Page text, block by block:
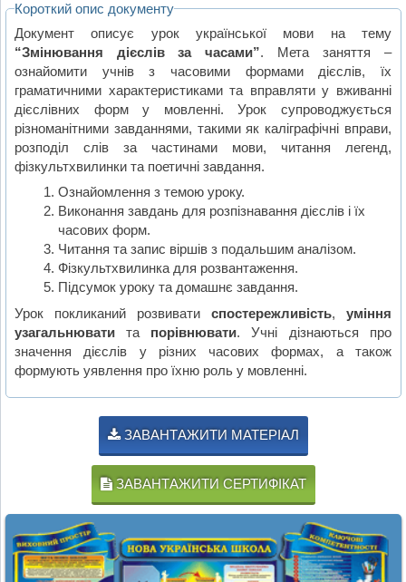
Короткий опис документу
Документ описує урок української мови на тему
“Змінювання дієслів за часами”. Мета заняття –
ознайомити учнів з часовими формами дієслів, їх
граматичними характеристиками та вправляти у вживанні
дієслівних форм у мовленні. Урок супроводжується
різноманітними завданнями, такими як каліграфічні вправи,
розподіл слів за частинами мови, читання легенд,
фізкультхвилинки та поетичні завдання.
Ознайомлення з темою уроку.
Виконання завдань для розпізнавання дієслів і їх
часових форм.
Читання та запис віршів з подальшим аналізом.
Фізкультхвилинка для розвантаження.
Підсумок уроку та домашнє завдання.
Урок покликаний розвиватиспостережливість,уміння
узагальнювати та порівнювати. Учні дізнаються про
значення дієслів у різних часових формах, а також
формують уявлення про їхню роль у мовленні.
ЗАВАНТАЖИТИ МАТЕРІАЛ
ЗАВАНТАЖИТИ СЕРТИФІКАТ